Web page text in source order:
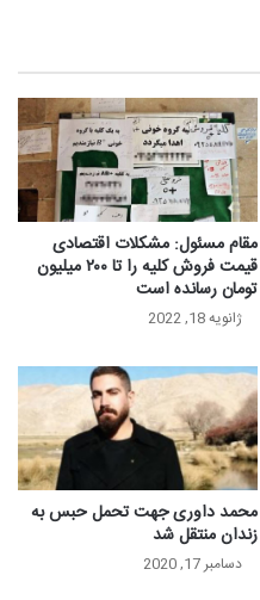
مقام مسئول: مشکلات اقتصادی
قیمت فروش کلیه را تا ۲۰۰ میلیون
تومان رسانده است
ژانویه 18, 2022
محمد داوری جهت تحمل حبس به
زندان منتقل شد
دسامبر 17, 2020